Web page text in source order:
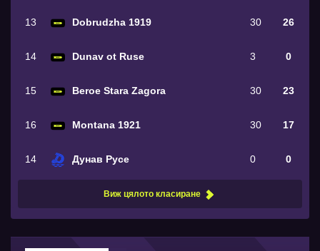
13 Dobrudzha 1919 30 26
14 Dunav ot Ruse 3 0
15 Beroe Stara Zagora 30 23
16 Montana 1921 30 17
14 Дунав Русе 0 0
Виж цялото класиране